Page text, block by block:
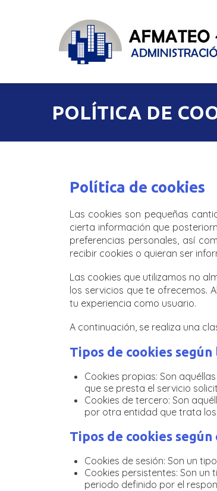
POLÍTICA DE
Política de cookies
Las cookies son pequeñas
cierta información que
preferencias personales, así
recibir cookies o quieran ser
Las cookies que utilizamos no
los servicios que te ofrecemos.
tu experiencia como usuario.
A continuación, se realiza una
Tipos de cookies
Cookies propias: Son
que se presta el servicio
Cookies de tercero: Son
por otra entidad que trata
Tipos de cookies
Cookies de sesión: Son un
Cookies persistentes: Son
periodo definido por el